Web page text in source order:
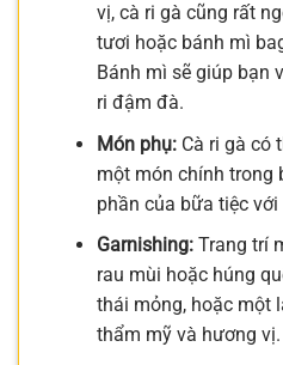
vị, cà ri gà cũng rất
tươi hoặc bánh mì
Bánh mì sẽ giúp bạn
ri đậm đà.
Món phụ:Cà ri gà có
một món chính trong
phần của bữa tiệc
Garnishing:Trang trí
rau mùi hoặc húng
thái mỏng, hoặc một
thẩm mỹ và hương vị.